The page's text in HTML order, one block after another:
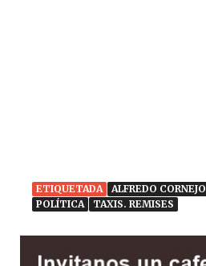
ETIQUETADA ALFREDO CORNEJO
POLÍTICA
TAXIS. REMISES